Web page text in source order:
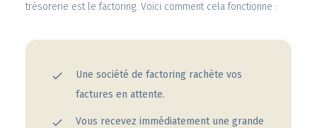
trésorerie est le factoring. Voici comment cela fonctionne :
Une société de factoring rachète vos
factures en attente.
Vous recevez immédiatement une grande